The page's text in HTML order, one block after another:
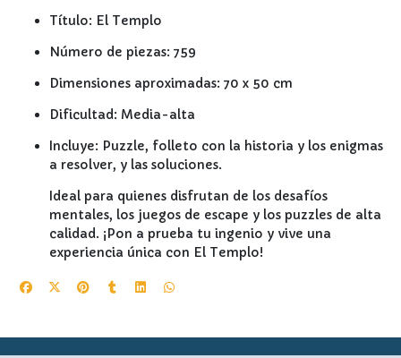
Título: El Templo
Número de piezas: 759
Dimensiones aproximadas: 70 x 50 cm
Dificultad: Media-alta
Incluye: Puzzle, folleto con la historia y los enigmas
a resolver, y las soluciones.
Ideal para quienes disfrutan de los desafíos
mentales, los juegos de escape y los puzzles de alta
calidad. ¡Pon a prueba tu ingenio y vive una
experiencia única con El Templo!